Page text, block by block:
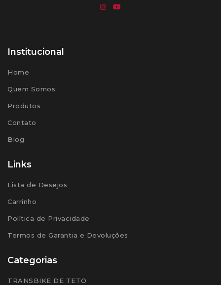
Institucional
Home
Quem Somos
Produtos
Contato
Blog
Links
Lista de Desejos
Carrinho
Política de Privacidade
Termos de Garantia e Devoluções
Categorias
TRANSBIKE DE TETO